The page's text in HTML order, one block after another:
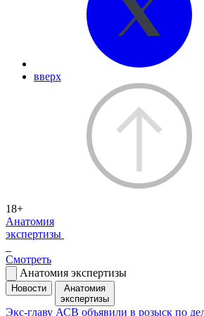
вверх
18+
Анатомия
экспертизы
Смотреть
Анатомия экспертизы
Новости
Анатомия
экспертизы
Экс-главу АСВ объявили в розыск по